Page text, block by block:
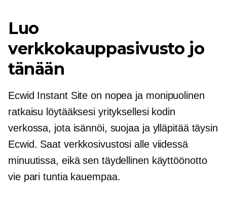
Luo
verkkokauppasivusto jo
tänään
Ecwid Instant Site on nopea ja monipuolinen
ratkaisu löytääksesi yrityksellesi kodin
verkossa, jota isännöi, suojaa ja ylläpitää täysin
Ecwid. Saat verkkosivustosi alle viidessä
minuutissa, eikä sen täydellinen käyttöönotto
vie pari tuntia kauempaa.